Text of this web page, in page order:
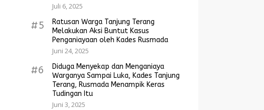
Juli 6, 2025
#5
Ratusan Warga Tanjung Terang
Melakukan Aksi Buntut Kasus
Penganiayaan oleh Kades Rusmada
Juni 24, 2025
#6
Diduga Menyekap dan Menganiaya
Warganya Sampai Luka, Kades Tanjung
Terang, Rusmada Menampik Keras
Tudingan Itu
Juni 3, 2025